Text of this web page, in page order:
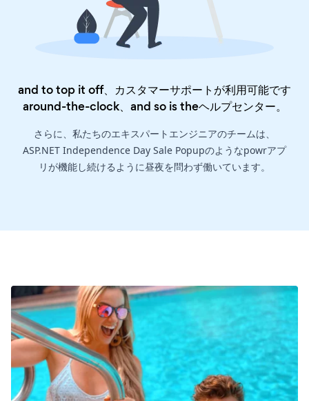
and to top it off、カスタマーサポートが利用可能です
around-the-clock、and so is theヘルプセンター。
さらに、私たちのエキスパートエンジニアのチームは、
ASP.NET Independence Day Sale Popupのようなpowrアプ
リが機能し続けるように昼夜を問わず働いています。